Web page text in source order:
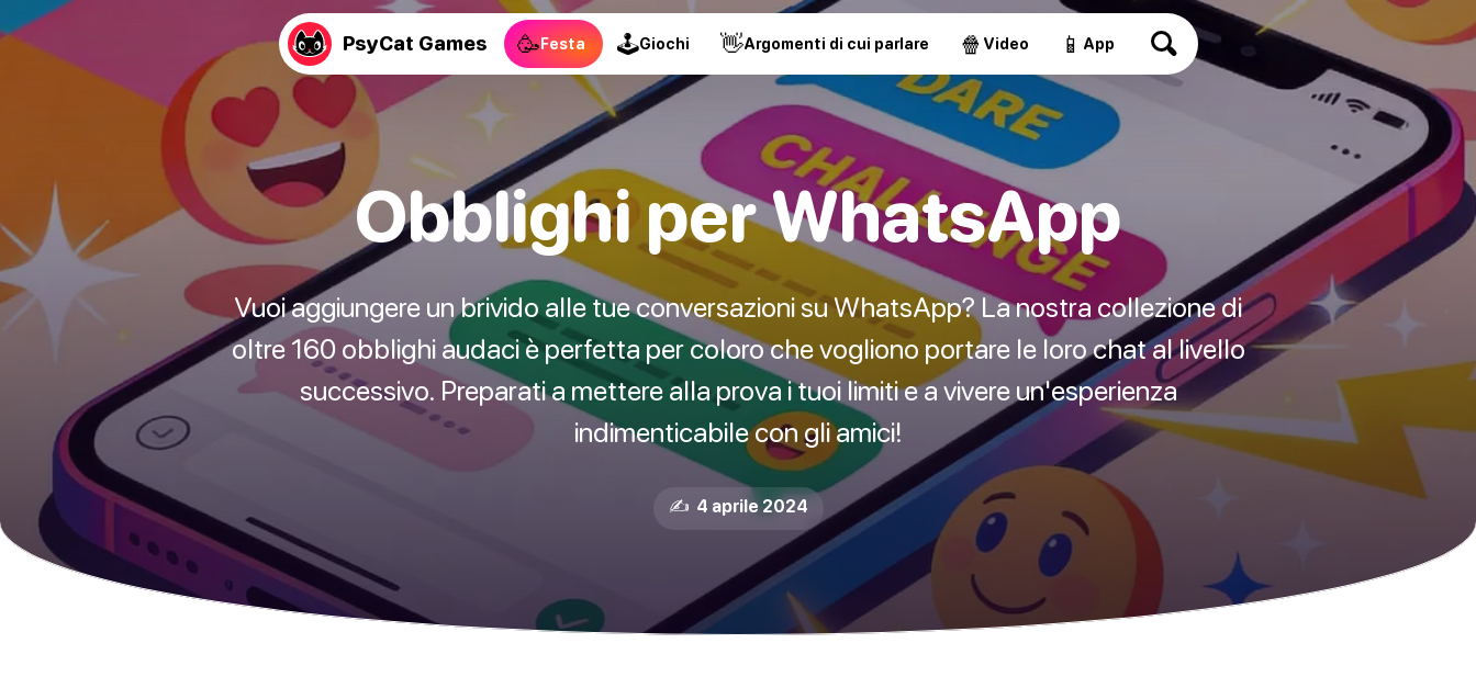
PsyCat Games 🥳Festa 🕹Giochi 👋Argomenti di cui parlare 🍿 Video 📱 App
Obblighi per WhatsApp
Vuoi aggiungere un brivido alle tue conversazioni su WhatsApp? La nostra collezione di
oltre 160 obblighi audaci è perfetta per coloro che vogliono portare le loro chat al livello
successivo. Preparati a mettere alla prova i tuoi limiti e a vivere un'esperienza
indimenticabile con gli amici!
✍️ 4 aprile 2024